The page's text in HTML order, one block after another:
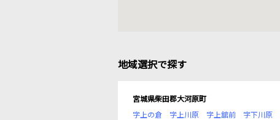
地域選択で探す
宮城県柴田郡大河原町
字上の倉
字上川原 字上舘前 字下川原